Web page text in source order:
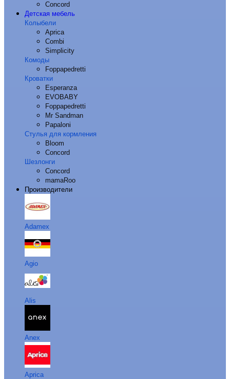
Concord
Детская мебель
Колыбели
Aprica
Combi
Simplicity
Комоды
Foppapedretti
Кроватки
Esperanza
EVOBABY
Foppapedretti
Mr Sandman
Papaloni
Стулья для кормления
Bloom
Concord
Шезлонги
Concord
mamaRoo
Производители
Adamex
Agio
Alis
Anex
Aprica